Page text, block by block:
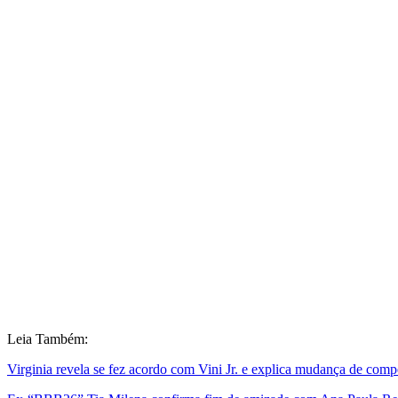
Leia Também:
Virginia revela se fez acordo com Vini Jr. e explica mudança de